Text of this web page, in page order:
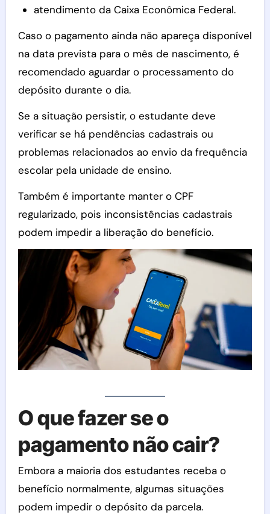
atendimento da Caixa Econômica Federal.
Caso o pagamento ainda não apareça disponível
na data prevista para o mês de nascimento, é
recomendado aguardar o processamento do
depósito durante o dia.
Se a situação persistir, o estudante deve
verificar se há pendências cadastrais ou
problemas relacionados ao envio da frequência
escolar pela unidade de ensino.
Também é importante manter o CPF
regularizado, pois inconsistências cadastrais
podem impedir a liberação do benefício.
O que fazer se o
pagamento não cair?
Embora a maioria dos estudantes receba o
benefício normalmente, algumas situações
podem impedir o depósito da parcela.